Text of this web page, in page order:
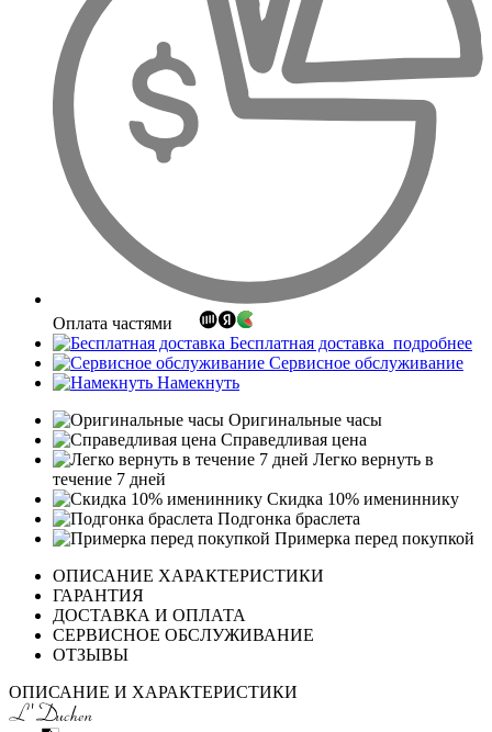
Оплата частями
Бесплатная доставка подробнее
Сервисное обслуживание
Намекнуть
Оригинальные часы
Справедливая цена
Легко вернуть в
течение 7 дней
Скидка 10% имениннику
Подгонка браслета
Примерка перед покупкой
ОПИСАНИЕ ХАРАКТЕРИСТИКИ
ГАРАНТИЯ
ДОСТАВКА И ОПЛАТА
СЕРВИСНОЕ ОБСЛУЖИВАНИЕ
ОТЗЫВЫ
ОПИСАНИЕ И ХАРАКТЕРИСТИКИ